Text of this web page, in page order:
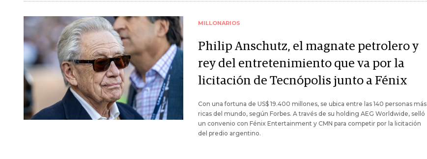
MILLONARIOS
Philip Anschutz, el magnate petrolero y
rey del entretenimiento que va por la
licitación de Tecnópolis junto a Fénix
Con una fortuna de US$ 19.400 millones, se ubica entre las 140 personas más
ricas del mundo, según Forbes. A través de su holding AEG Worldwide, selló
un convenio con Fénix Entertainment y CMN para competir por la licitación
del predio argentino.